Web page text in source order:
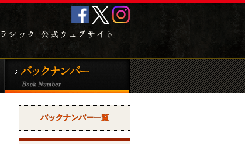
新譜CD＆DVD バックナンバー
バックナンバー一覧